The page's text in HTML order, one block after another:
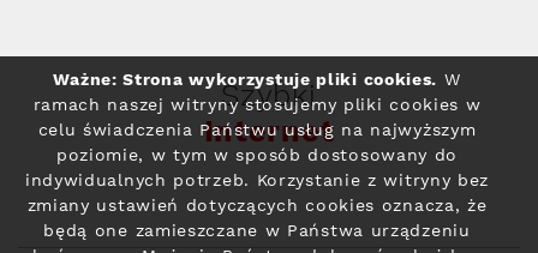
Szybki
Internet
Ważne: Strona wykorzystuje pliki cookies. W
ramach naszej witryny stosujemy pliki cookies w
celu świadczenia Państwu usług na najwyższym
poziomie, w tym w sposób dostosowany do
indywidualnych potrzeb. Korzystanie z witryny bez
zmiany ustawień dotyczących cookies oznacza, że
będą one zamieszczane w Państwa urządzeniu